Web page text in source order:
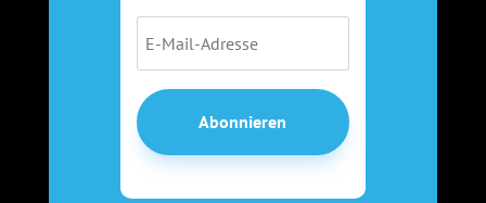
Abonnieren